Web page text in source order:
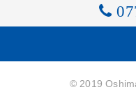
© 2019